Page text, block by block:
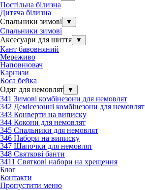
Постільна білизна
Дитяча білизна
Спальники зимові
▼
Спальники зимові
Аксесуари для шиття
▼
Кант бавовняний
Мереживо
Наповнювач
Карнизи
Коса бейка
Одяг для немовлят
▼
341 Зимові комбінезони для немовлят
342 Демісезонні комбінезони для немовлят
343 Конверти на виписку
344 Кокони для немовлят
345 Спальники для немовлят
346 Набори на виписку
347 Шапочки для немовлят
348 Святкові банти
3411 Святкові набори на хрещення
Блог
Контакти
Пропустити меню